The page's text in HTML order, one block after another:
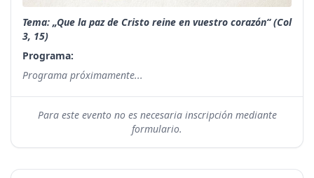
Tema: „Que la paz de Cristo reine en vuestro corazón“ (Col
3, 15)
Programa:
Programa próximamente...
Para este evento no es necesaria inscripción mediante
formulario.